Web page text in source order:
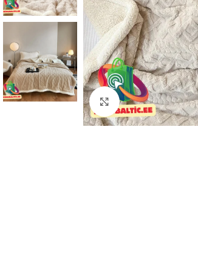
Kliki suurendamiseks